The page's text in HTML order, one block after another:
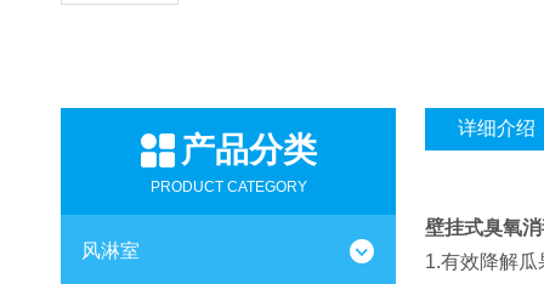
产品分类
PRODUCT CATEGORY
风淋室
详细介绍
壁挂式臭氧
1.有效降解